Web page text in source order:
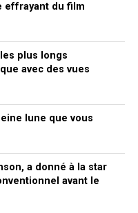
effrayant du film
plus longs
avec des vues
lune que vous
a donné à la star
avant le